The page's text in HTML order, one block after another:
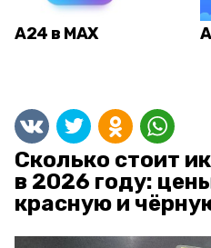
А24 в MAX
Сколько стоит
в 2026 году:
красную и